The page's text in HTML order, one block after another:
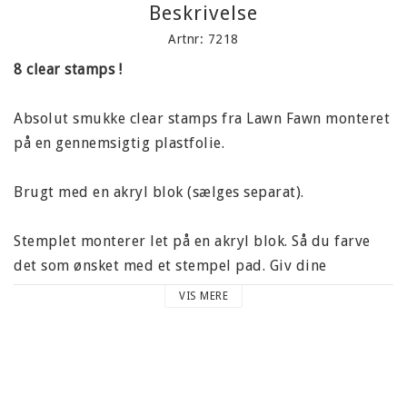
Beskrivelse
Artnr: 7218
8 clear stamps !
Absolut smukke clear stamps fra Lawn Fawn monteret
på en gennemsigtig plastfolie.
Brugt med en akryl blok (sælges separat).
Stemplet monterer let på en akryl blok. Så du farve
det som ønsket med et stempel pad. Giv dine
projekter et professionelt touch! Perfekt til at blive
VIS MERE